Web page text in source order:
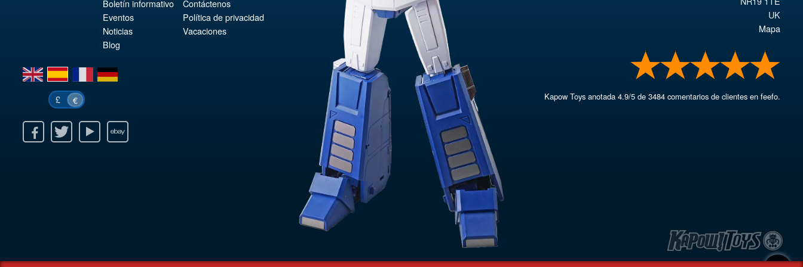
Boletín informativo
Eventos
Noticias
Blog
Contáctenos
Política de privacidad
Vacaciones
en es fr de
£ €
Youtube Ebay
UK
Mapa
Kapow Toys anotada4.9/5 de3484 comentarios de clientes en feefo.